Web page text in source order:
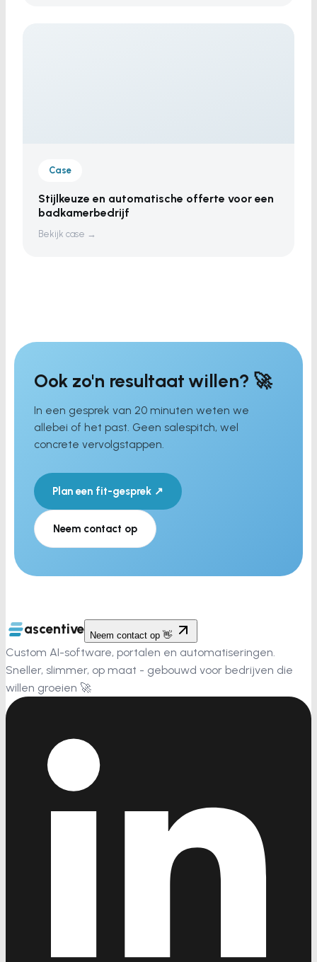
Case
Stijlkeuze en automatische offerte voor een
badkamerbedrijf
Bekijk case →
Ook zo'n resultaat willen? 🚀
In een gesprek van 20 minuten weten we
allebei of het past. Geen salespitch, wel
concrete vervolgstappen.
Plan een fit-gesprek ↗
Neem contact op
ascentive Neem contact op 👋
Custom AI-software, portalen en automatiseringen.
Sneller, slimmer, op maat - gebouwd voor bedrijven die
willen groeien 🚀